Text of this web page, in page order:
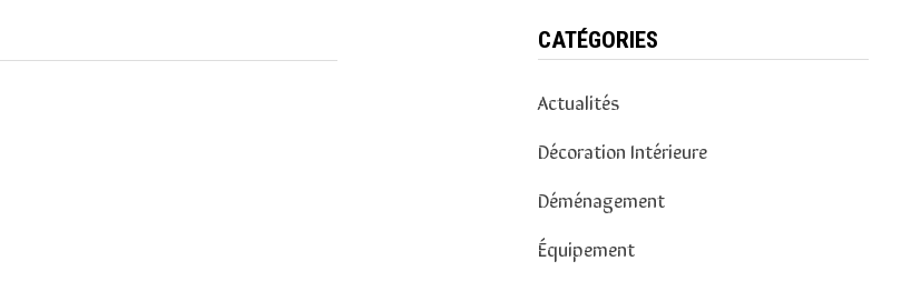
CATÉGORIES
Actualités
Décoration Intérieure
Déménagement
Équipement